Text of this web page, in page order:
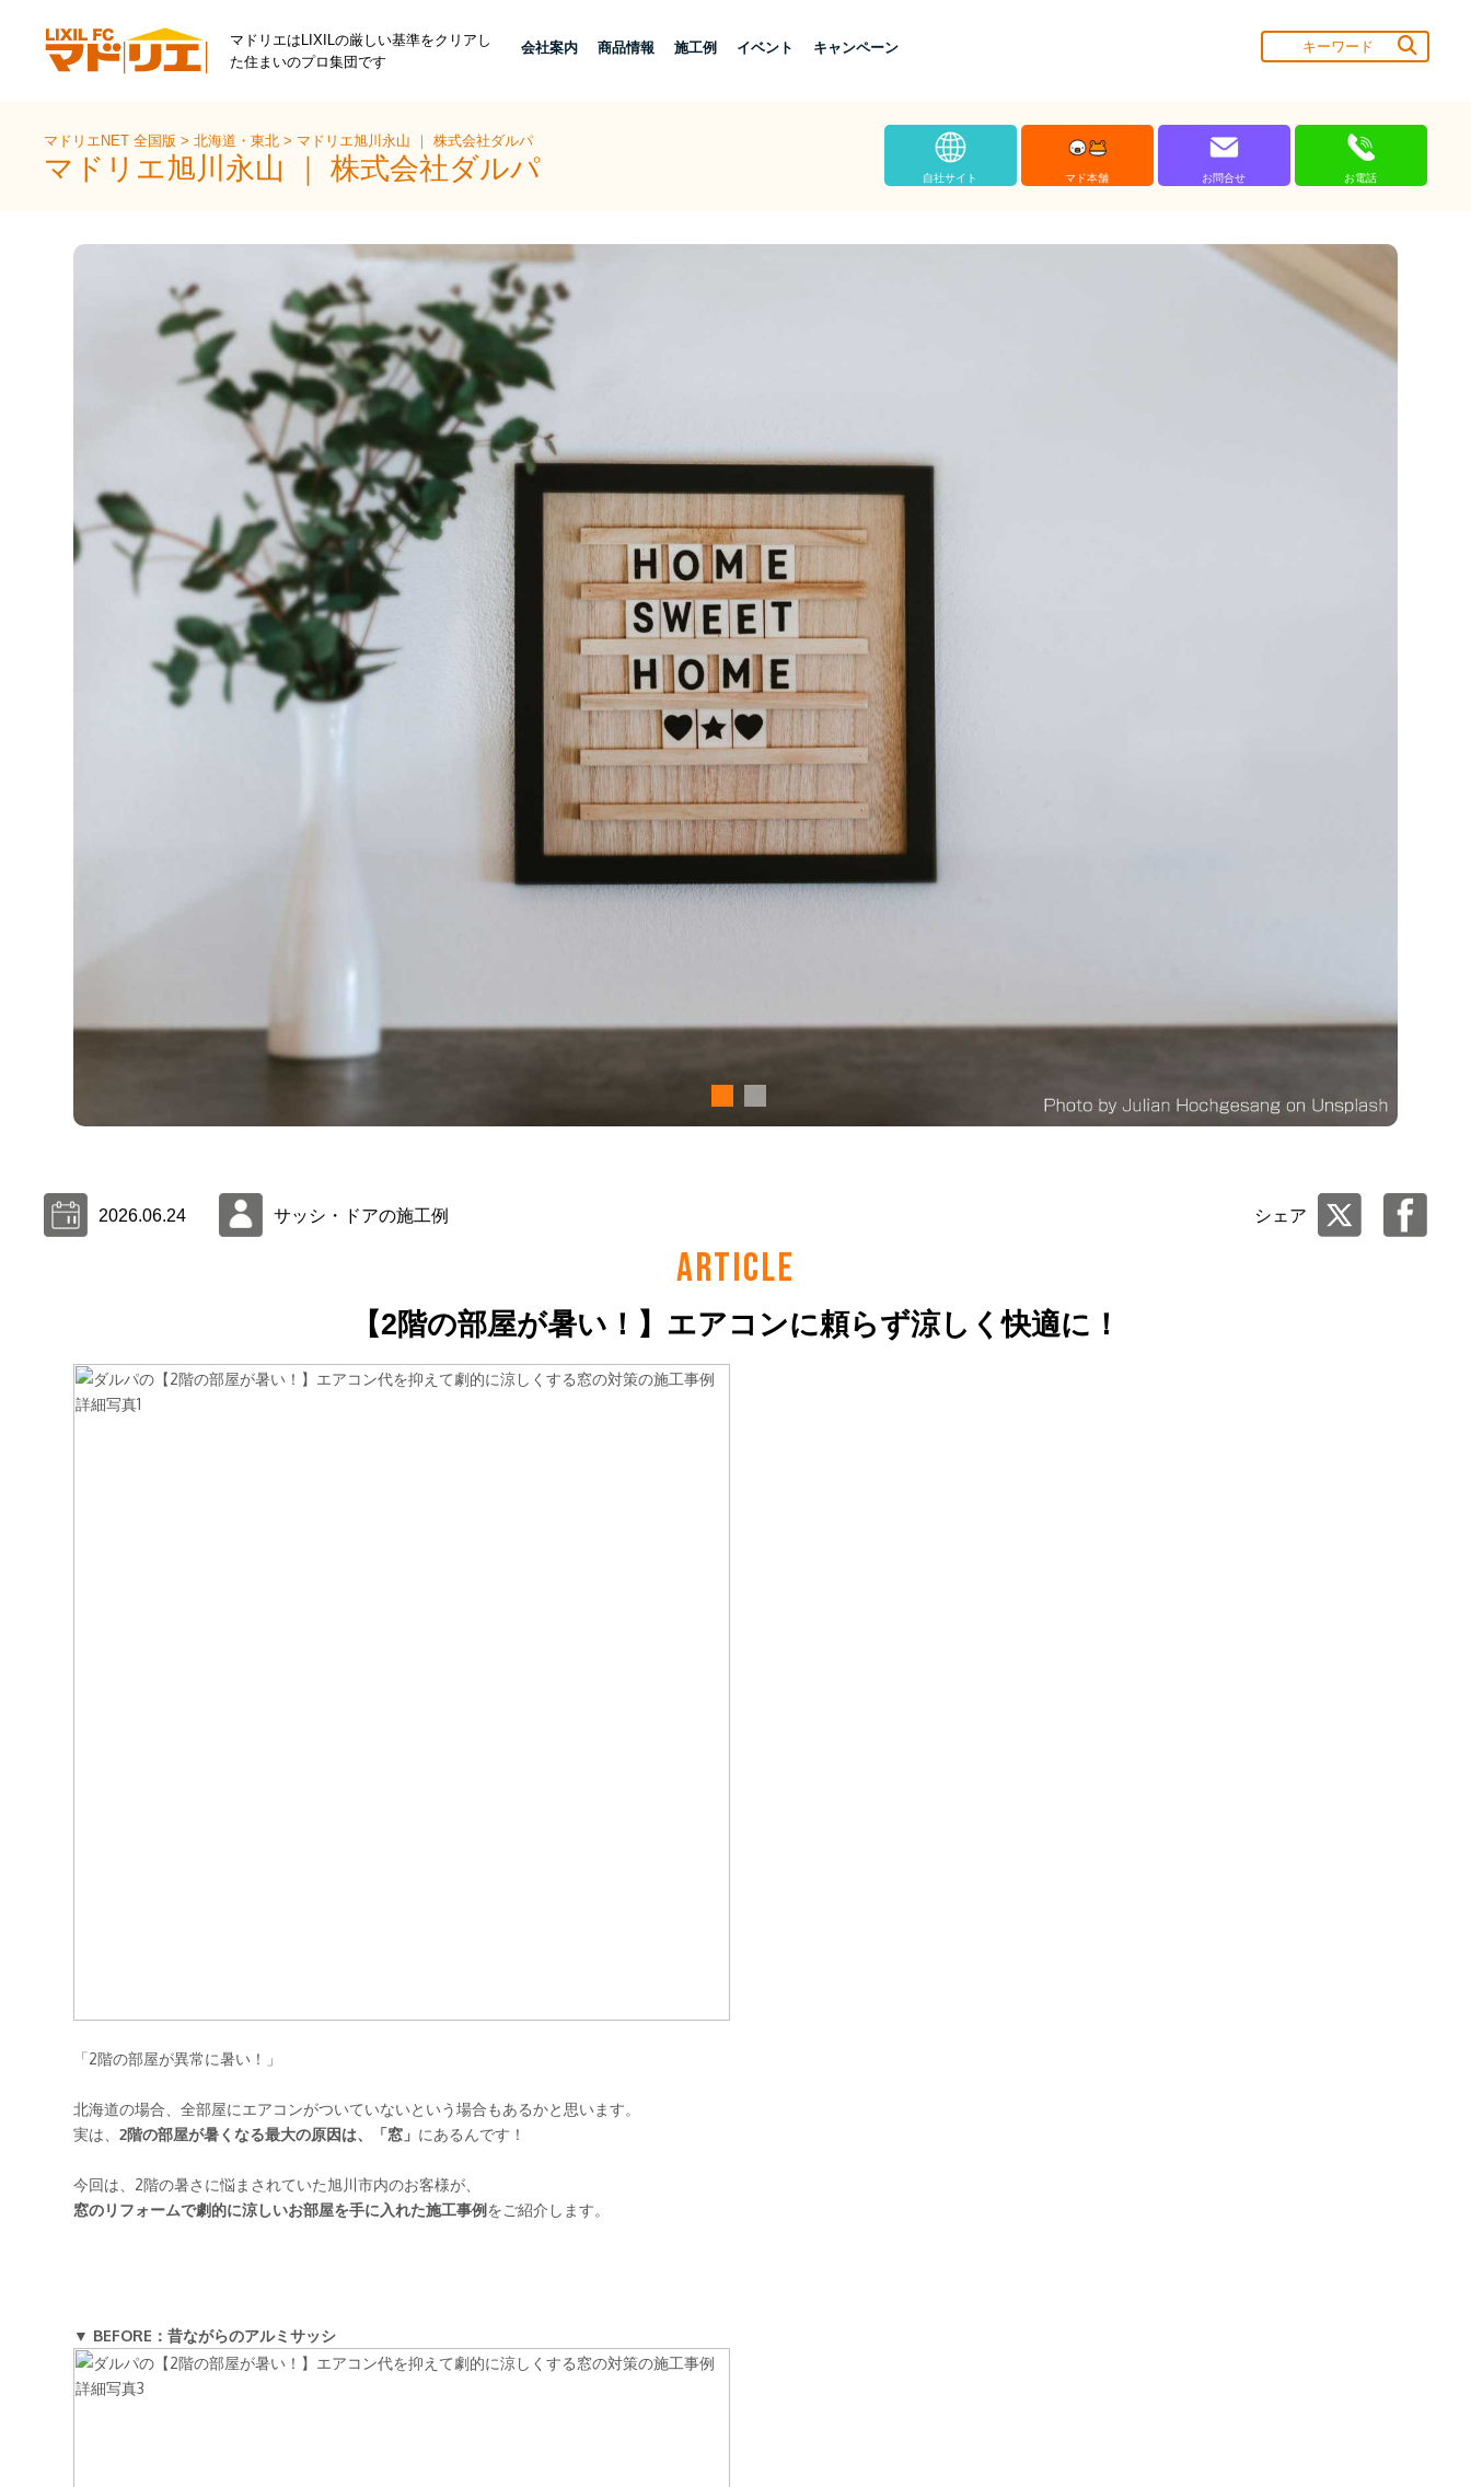
マドリエはLIXILの厳しい基準をクリアし
た住まいのプロ集団です
会社案内 商品情報 施工例 イベント キャンペーン
マドリエNET 全国版>北海道・東北> マドリエ旭川永山 ｜ 株式会社ダルパ
マドリエ旭川永山 ｜ 株式会社ダルパ 自社サイト マド本舗 お問合せ お電話
2026.06.24 サッシ・ドアの施工例 シェア
ARTICLE
【2階の部屋が暑い！】エアコンに頼らず涼しく快適に！